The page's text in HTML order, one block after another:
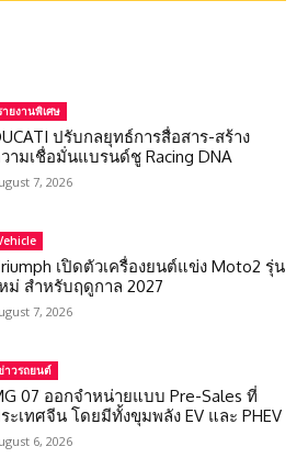
ายงานพิเศษ
ปรับกลยุทธ์การสื่อสาร-สร้าง
ามเชื่อมั่นแบรนด์ชู Racing DNA
7, 2026
เปิดตัวเครื่องยนต์แข่ง Moto2 รุ่น
ม่ สำหรับฤดูกาล 2027
7, 2026
าวรถยนต์
07 ออกจำหน่ายแบบ Pre-Sales ที่
ะเทศจีน โดยมีทั้งขุมพลัง EV และ PHEV
6, 2026